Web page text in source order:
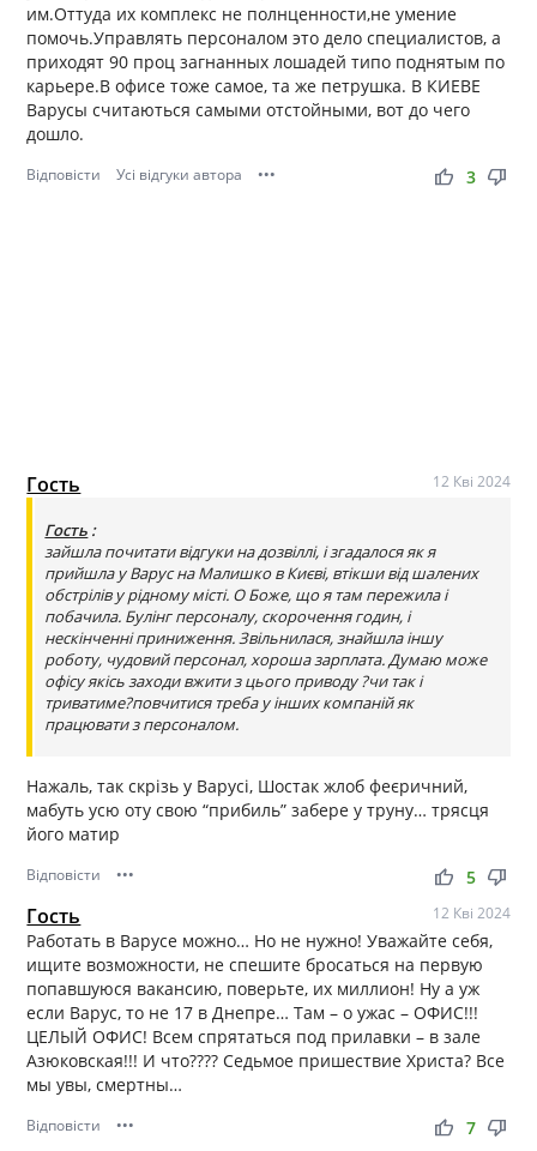
им.Оттуда их комплекс не полнценности,не умение
помочь.Управлять персоналом это дело специалистов, а
приходят 90 проц загнанных лошадей типо поднятым по
карьере.В офисе тоже самое, та же петрушка. В КИЕВЕ
Варусы считаються самыми отстойными, вот до чего
дошло.
Відповісти Усі відгуки автора ••• thumb_up thumb_down
3
Гость 12 Кві 2024
Гость :
зайшла почитати відгуки на дозвіллі, і згадалося як я
прийшла у Варус на Малишко в Києві, втікши від шалених
обстрілів у рідному місті. О Боже, що я там пережила і
побачила. Булінг персоналу, скорочення годин, і
нескінченні приниження. Звільнилася, знайшла іншу
роботу, чудовий персонал, хороша зарплата. Думаю може
офісу якісь заходи вжити з цього приводу ?чи так і
триватиме?повчитися треба у інших компаній як
працювати з персоналом.
Нажаль, так скрізь у Варусі, Шостак жлоб феєричний,
мабуть усю оту свою “прибиль” забере у труну… трясця
його матир
Відповісти ••• thumb_up thumb_down
5
Гость 12 Кві 2024
Работать в Варусе можно… Но не нужно! Уважайте себя,
ищите возможности, не спешите бросаться на первую
попавшуюся вакансию, поверьте, их миллион! Ну а уж
если Варус, то не 17 в Днепре… Там – о ужас – ОФИС!!!
ЦЕЛЫЙ ОФИС! Всем спрятаться под прилавки – в зале
Азюковская!!! И что???? Седьмое пришествие Христа? Все
мы увы, смертны…
Відповісти ••• thumb_up thumb_down
7